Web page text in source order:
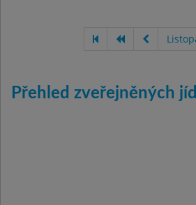
Přehled zveřejněných